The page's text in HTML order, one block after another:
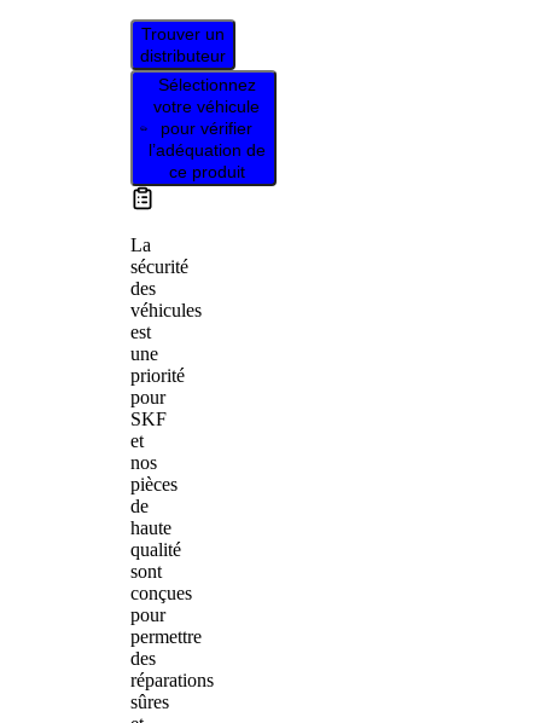
Trouver un
distributeur
Sélectionnez
votre véhicule
pour vérifier
l’adéquation de
ce produit
La
sécurité
des
véhicules
est
une
priorité
pour
SKF
et
nos
pièces
de
haute
qualité
sont
conçues
pour
permettre
des
réparations
sûres